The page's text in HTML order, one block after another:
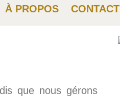
À PROPOS CONTACT
que nous gérons